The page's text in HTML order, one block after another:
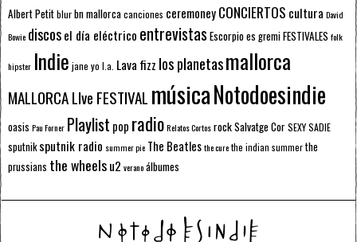
Albert Petitblurbn mallorcacanciones ceremoneyCONCIERTOS cultura David
Bowie discosel día eléctrico entrevistas Escorpioes gremiFESTIVALES folk
hipster Indie jane yo l.a. Lava fizz los planetasmallorca
MALLORCA LIve FESTIVAL músicaNotodoesindie
oasis Pau Forner Playlist pop radioRelatos CortosrockSalvatge CorSEXY SADIE
sputnik sputnik radio summer pie The Beatlesthe curethe indian summerthe
prussians the wheelsu2 veranoálbumes